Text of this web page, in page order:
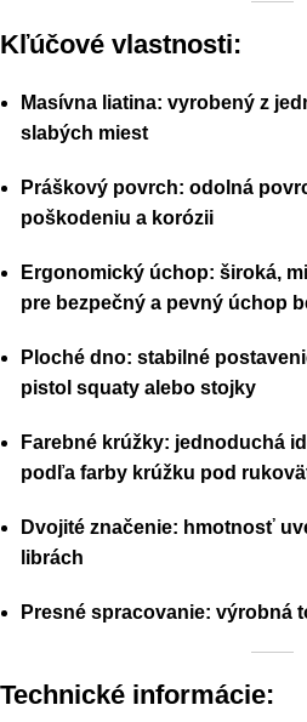
Kľúčové vlastnosti:
Masívna liatina: vyrobený z
slabých miest
Práškový povrch: odolná
poškodeniu a korózii
Ergonomický úchop: široká,
pre bezpečný a pevný úchop
Ploché dno: stabilné
pistol squaty alebo stojky
Farebné krúžky: jednoduchá
podľa farby krúžku pod
Dvojité značenie: hmotnosť
librách
Presné spracovanie: výrobná
Technické informácie: